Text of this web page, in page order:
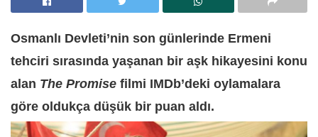
Osmanlı Devleti’nin son günlerinde Ermeni
tehciri sırasında yaşanan bir aşk hikayesini konu
alan The Promise filmi IMDb’deki oylamalara
göre oldukça düşük bir puan aldı.